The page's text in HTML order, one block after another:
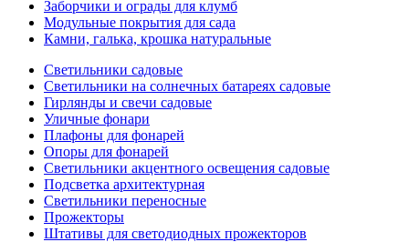
Заборчики и ограды для клумб
Модульные покрытия для сада
Камни, галька, крошка натуральные
Светильники садовые
Светильники на солнечных батареях садовые
Гирлянды и свечи садовые
Уличные фонари
Плафоны для фонарей
Опоры для фонарей
Светильники акцентного освещения садовые
Подсветка архитектурная
Светильники переносные
Прожекторы
Штативы для светодиодных прожекторов